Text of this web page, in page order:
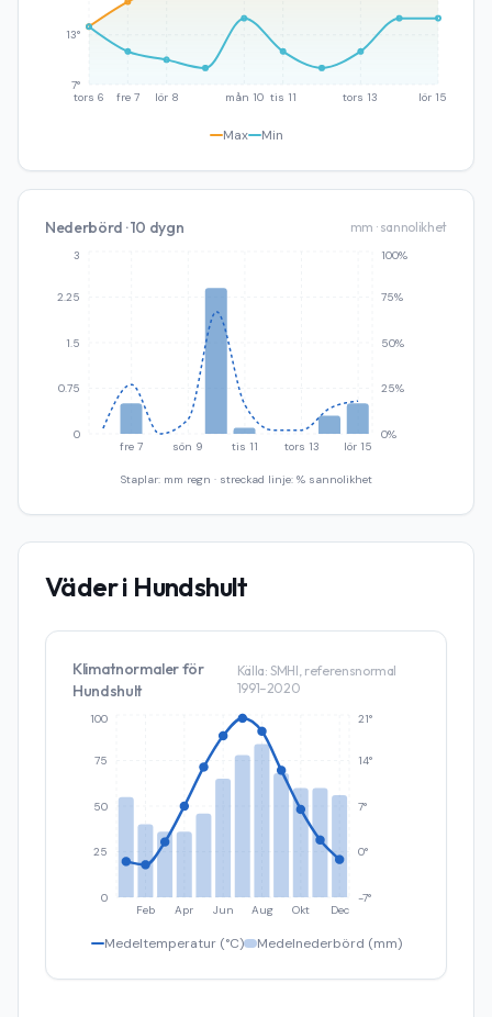
tors 6 fre 7 lör 8 mån 10 tis 11 tors 13 lör 15
7°
13°
Max Min
Nederbörd · 10 dygn mm · sannolikhet
fre 7 sön 9 tis 11 tors 13 lör 15
0
0.75
1.5
2.25
3
0%
25%
50%
75%
100%
Staplar: mm regn · streckad linje: % sannolikhet
Väder i Hundshult
Klimatnormaler för
Hundshult
Källa: SMHI, referensnormal
1991–2020
Feb Apr Jun Aug Okt Dec
0
25
50
75
100
-7°
0°
7°
14°
21°
Medeltemperatur (°C) Medelnederbörd (mm)